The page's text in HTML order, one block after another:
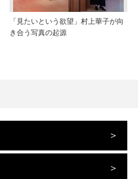
「見たいという欲望」村上華子が向
き合う写真の起源